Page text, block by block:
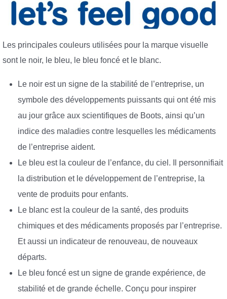
Les principales couleurs utilisées pour la marque visuelle
sont le noir, le bleu, le bleu foncé et le blanc.
Le noir est un signe de la stabilité de l’entreprise, un
symbole des développements puissants qui ont été mis
au jour grâce aux scientifiques de Boots, ainsi qu’un
indice des maladies contre lesquelles les médicaments
de l’entreprise aident.
Le bleu est la couleur de l’enfance, du ciel. Il personnifiait
la distribution et le développement de l’entreprise, la
vente de produits pour enfants.
Le blanc est la couleur de la santé, des produits
chimiques et des médicaments proposés par l’entreprise.
Et aussi un indicateur de renouveau, de nouveaux
départs.
Le bleu foncé est un signe de grande expérience, de
stabilité et de grande échelle. Conçu pour inspirer